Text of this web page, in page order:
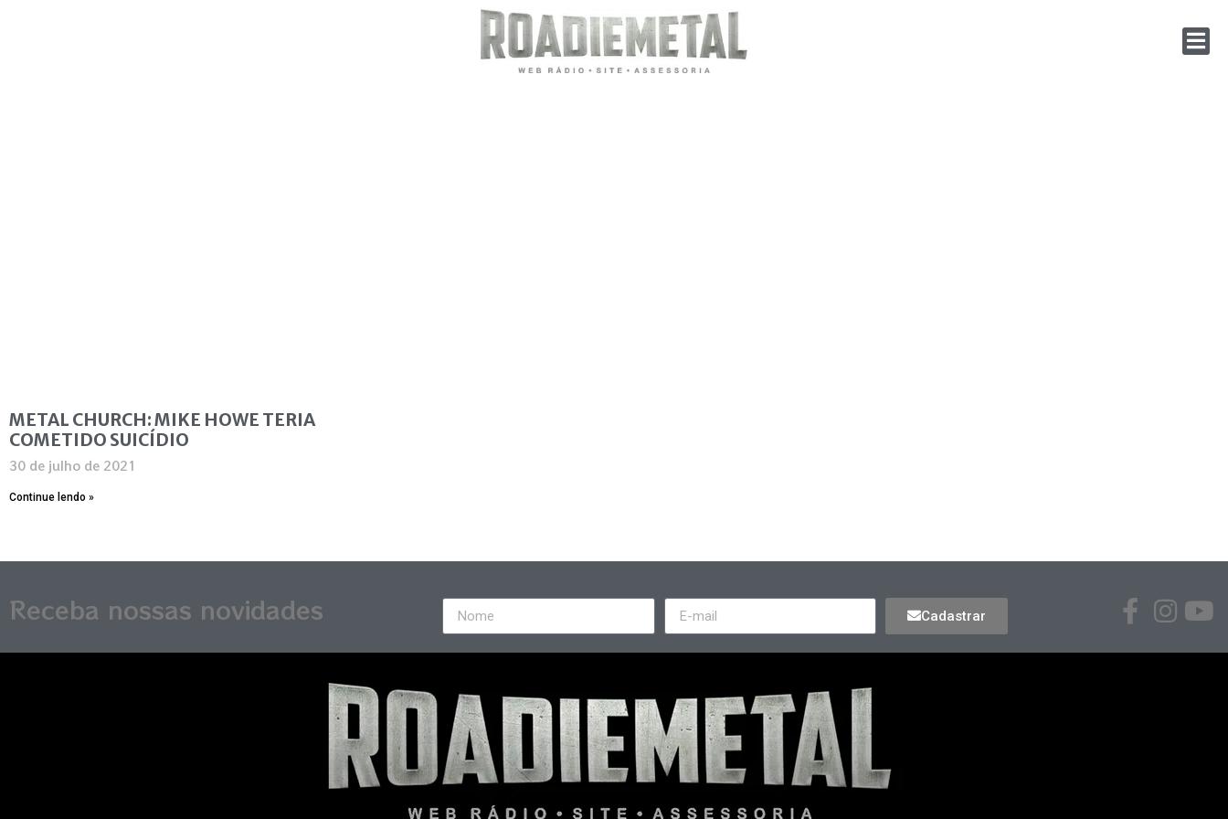
METAL CHURCH: MIKE HOWE TERIA
COMETIDO SUICÍDIO
30 de julho de 2021
Continue lendo »
Receba nossas novidades Cadastrar